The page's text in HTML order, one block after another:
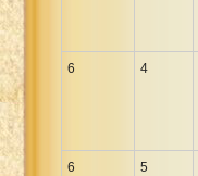
6 4
6 5